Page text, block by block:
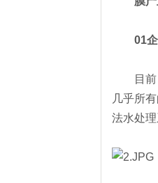
01企
目前，
几乎所
法水处